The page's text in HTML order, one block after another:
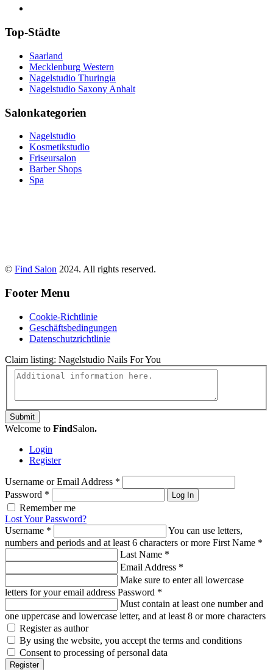
Top-Städte
Saarland
Mecklenburg Western
Nagelstudio Thuringia
Nagelstudio Saxony Anhalt
Salonkategorien
Nagelstudio
Kosmetikstudio
Friseursalon
Barber Shops
Spa
© Find Salon 2024. All rights reserved.
Footer Menu
Cookie-Richtlinie
Geschäftsbedingungen
Datenschutzrichtlinie
Claim listing: Nagelstudio Nails For You
Submit
Welcome to FindSalon.
Login
Register
Username or Email Address *
Password * Log In
Remember me
Lost Your Password?
Username *
You can use letters,
numbers and periods and at least 6 characters or more First Name *
Last Name *
Email Address *
Make sure to enter all lowercase
letters for your email address Password *
Must contain at least one number and
one uppercase and lowercase letter, and at least 8 or more characters
Register as author
By using the website, you accept the terms and conditions
Consent to processing of personal data
Register